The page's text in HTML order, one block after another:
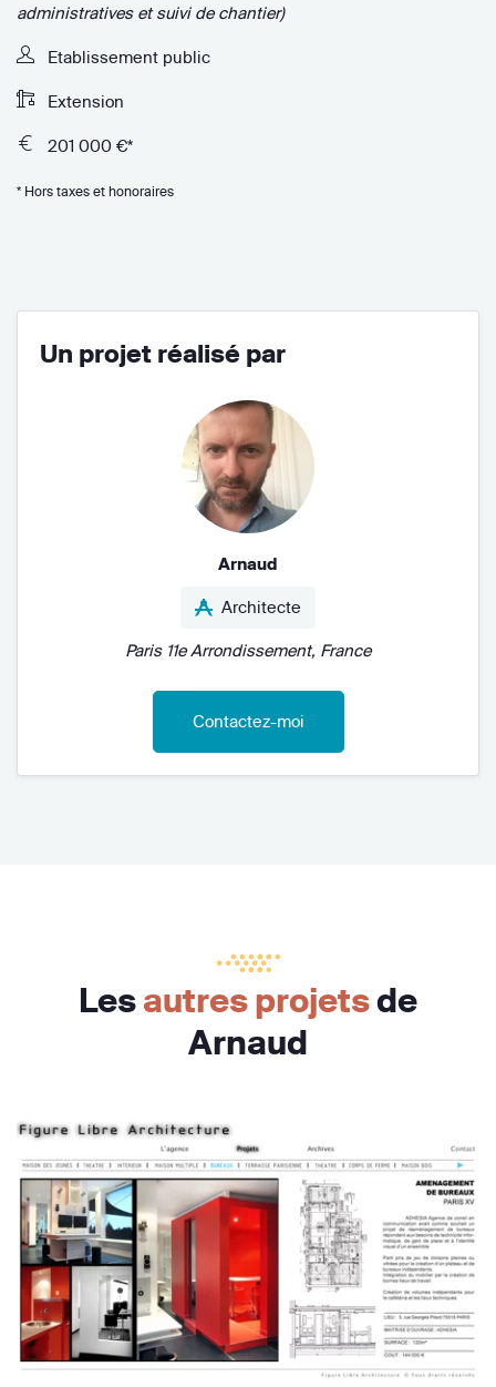
administratives et suivi de chantier)
Etablissement public
Extension
201 000 €*
* Hors taxes et honoraires
Un projet réalisé par
Arnaud
Architecte
Paris 11e Arrondissement, France
Contactez-moi
Lesautres projetsde
Arnaud